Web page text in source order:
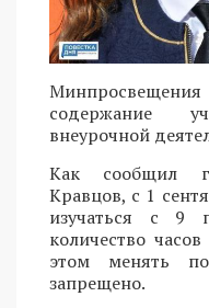
содержание
внеурочной
Как сообщил
Кравцов, с 1
изучаться с 9
количество
этом менять
запрещено.